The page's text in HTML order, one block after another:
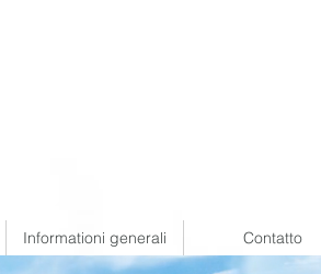
Informationi generali Contatto